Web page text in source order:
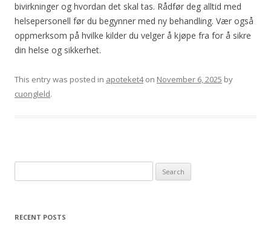
bivirkninger og hvordan det skal tas. Rådfør deg alltid med
helsepersonell før du begynner med ny behandling. Vær også
oppmerksom på hvilke kilder du velger å kjøpe fra for å sikre
din helse og sikkerhet.
This entry was posted in apoteket4on November 6, 2025 by
cuongleld.
for:
RECENT POSTS